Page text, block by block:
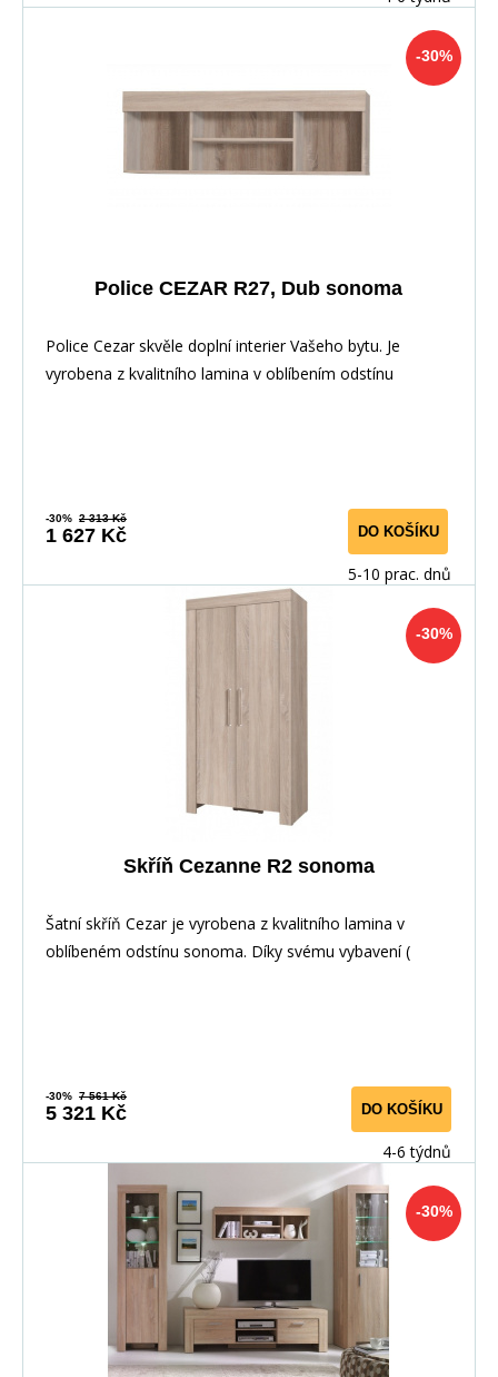
-30%
Police CEZAR R27, Dub sonoma
Police Cezar skvěle doplní interier Vašeho bytu. Je
vyrobena z kvalitního lamina v oblíbením odstínu
-30% 2 313 Kč
1 627 Kč DO KOŠÍKU
5-10 prac. dnů
-30%
Skříň Cezanne R2 sonoma
Šatní skříň Cezar je vyrobena z kvalitního lamina v
oblíbeném odstínu sonoma. Díky svému vybavení (
-30% 7 561 Kč
5 321 Kč DO KOŠÍKU
4-6 týdnů
-30%